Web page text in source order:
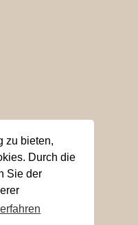
zu bieten,
Durch die
Sie der